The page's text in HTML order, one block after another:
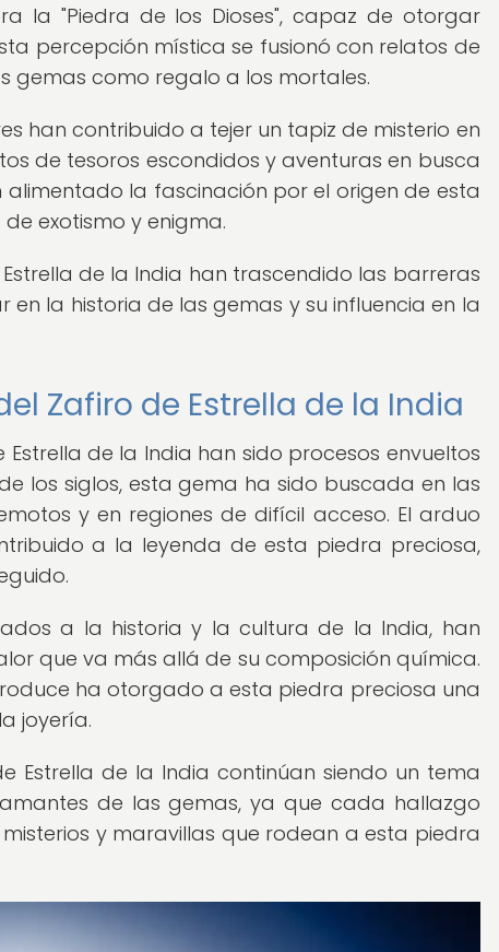
la "Piedra de los Dioses", capaz de otorgar
percepción mística se fusionó con relatos de
gemas como regalo a los mortales.
han contribuido a tejer un tapiz de misterio en
de tesoros escondidos y aventuras en busca
la fascinación por el origen de esta
exotismo y enigma.
de la India han trascendido las barreras
la historia de las gemas y su influencia en la
Zafiro de Estrella de la India
de la India han sido procesos envueltos
los siglos, esta gema ha sido buscada en las
y en regiones de difícil acceso. El arduo
a la leyenda de esta piedra preciosa,
a la historia y la cultura de la India, han
que va más allá de su composición química.
ha otorgado a esta piedra preciosa una
joyería.
Estrella de la India continúan siendo un tema
de las gemas, ya que cada hallazgo
y maravillas que rodean a esta piedra